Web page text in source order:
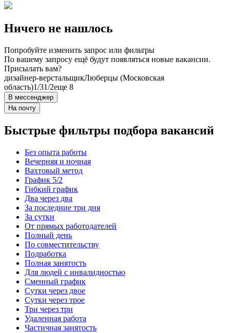
Ничего не нашлось
Попробуйте изменить запрос или фильтры
По вашему запросу ещё будут появляться новые вакансии.
Присылать вам?
дизайнер-верстальщикЛюберцы (Московская
область)1/31/2еще 8
В мессенджер
На почту
Быстрые фильтры подбора вакансий
Без опыта работы
Вечерняя и ночная
Вахтовый метод
График 5/2
Гибкий график
Два через два
За последние три дня
За сутки
От прямых работодателей
Полный день
По совместительству
Подработка
Полная занятость
Для людей с инвалидностью
Сменный график
Сутки через двое
Сутки через трое
Три через три
Удаленная работа
Частичная занятость